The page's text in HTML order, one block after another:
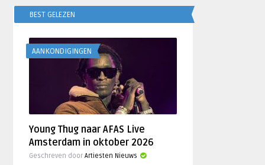
BEST GELEZEN
AANKONDIGINGEN
Young Thug naar AFAS Live
Amsterdam in oktober 2026
Geschreven doorArtiesten Nieuws